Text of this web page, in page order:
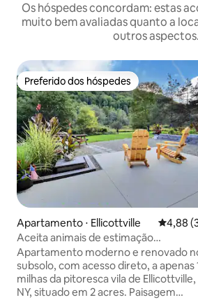
Os hóspedes concordam: estas
muito bem avaliadas quanto a
outros aspectos.
Preferido dos hóspedes
Preferido dos hóspedes
Apartamento ⋅ Ellicottville 4,88 de
4,88
Aceita animais de estimação
~Atualizado e moderno com cama
size
Apartamento moderno e renovado
subsolo, com acesso direto, a apenas
milhas da pitoresca vila de Ellicottville,
NY, situado em 2 acres. Paisagem